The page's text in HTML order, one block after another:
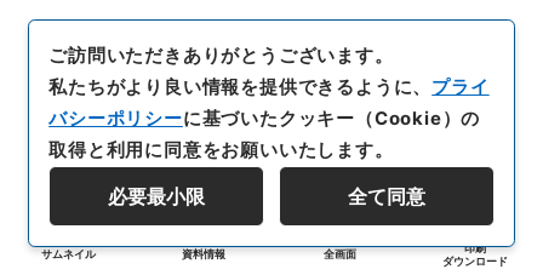
サムネイル 資料情報 全画面
印刷
ダウンロード
ご訪問いただきありがとうございます。
私たちがより良い情報を提供できるように、 プライ
バシーポリシーに基づいたクッキー（Cookie）の
取得と利用に同意をお願いいたします。
必要最小限 全て同意